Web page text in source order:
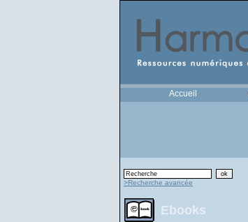
Accueil
>Recherche avancée
Ebooks